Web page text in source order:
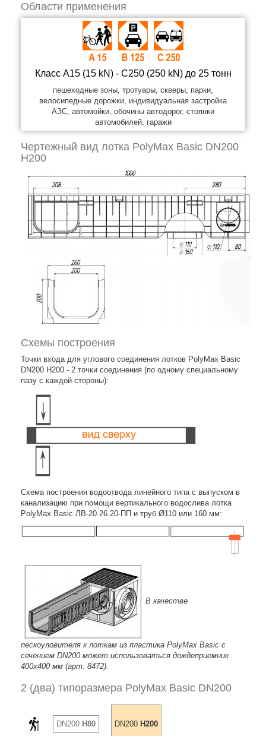
Области применения
Класс A15 (15 kN) - C250 (250 kN) до 25 тонн
пешеходные зоны, тротуары, скверы, парки,
велосипедные дорожки, индивидуальная застройка
АЗС, автомойки, обочины автодорог, стоянки
автомобилей, гаражи
Чертежный вид лотка PolyMax Basic DN200
H200
Схемы построения
Точки входа для углового соединения лотков PolyMax Basic
DN200 H200 - 2 точки соединения (по одному специальному
пазу с каждой стороны):
Схема построения водоотвода линейного типа с выпуском в
канализацию при помощи вертикального водослива лотка
PolyMax Basic ЛВ-20.26.20-ПП и труб Ø110 или 160 мм:
В качестве
пескоуловителя к лоткам из пластика PolyMax Basic с
сечением DN200 может использоваться дождеприемник
400х400 мм (арт. 8472).
2 (два) типоразмера PolyMax Basic DN200
DN200 H80 DN200 H200